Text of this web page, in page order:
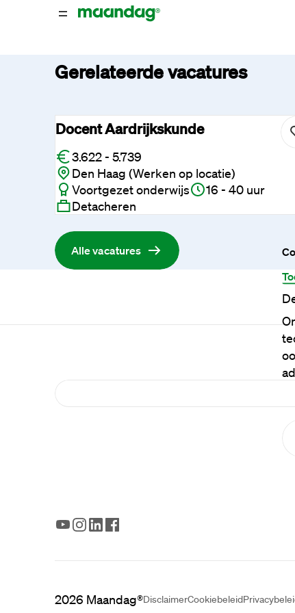
Gerelateerde vacatures
Docent Aardrijkskunde
3.622 - 5.739
Den Haag (Werken op locatie)
Voortgezet onderwijs
16 - 40 uur
Detacheren
Alle vacatures
2026 Maandag®DisclaimerCookiebeleid